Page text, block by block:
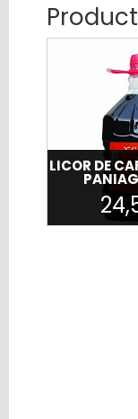
Tu
Carrito
compra
LICOR DE